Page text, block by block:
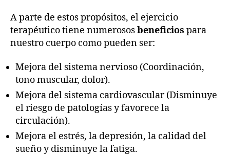
A parte de estos propósitos, el ejercicio
terapéutico tiene numerososbeneficios para
nuestro cuerpo como pueden ser:
Mejora del sistema nervioso (Coordinación,
tono muscular, dolor).
Mejora del sistema cardiovascular (Disminuye
el riesgo de patologías y favorece la
circulación).
Mejora el estrés, la depresión, la calidad del
sueño y disminuye la fatiga.